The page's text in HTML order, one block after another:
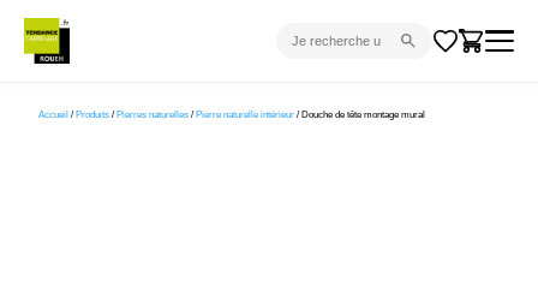
Accueil / Produits / Pierres naturelles / Pierre naturelle intérieur / Douche de tête montage mural